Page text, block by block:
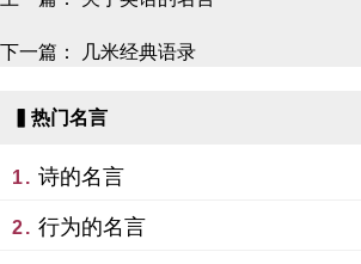
下一篇： 几米经典语录
▍热门名言
1. 诗的名言
2. 行为的名言